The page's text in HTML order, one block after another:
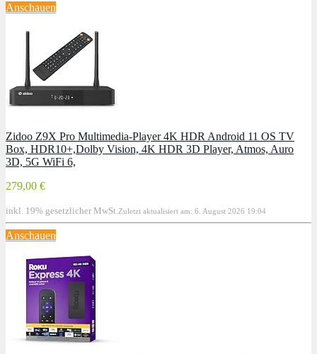
Anschauen
Zidoo Z9X Pro Multimedia-Player 4K HDR Android 11 OS TV
Box, HDR10+,Dolby Vision, 4K HDR 3D Player, Atmos, Auro
3D, 5G WiFi 6,
279,00 €
inkl. 19% gesetzlicher MwSt. Zuletzt aktualisiert am: 6. August 2026 19:04
Anschauen